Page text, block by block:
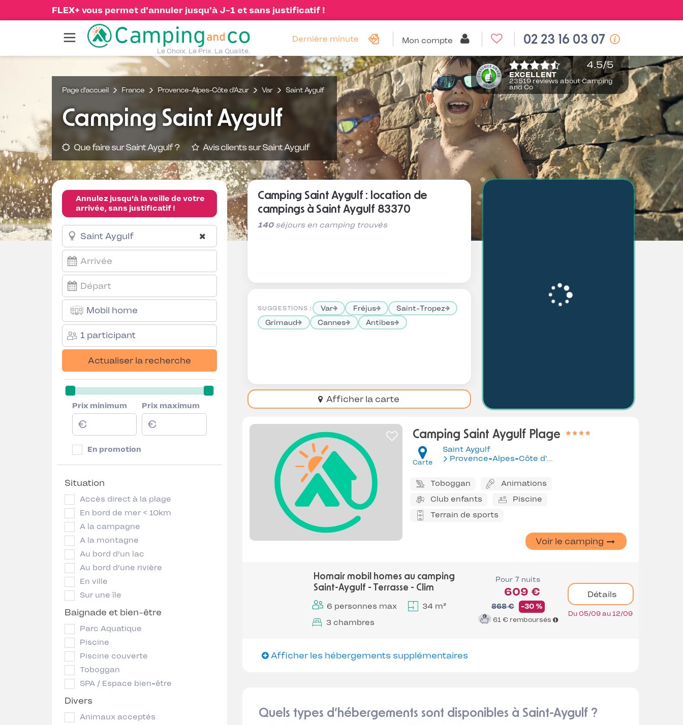
FLEX+ vous permet d'annuler jusqu'à J-1 et sans justificatif !
Le Choix. Le Prix. La Qualité.
Dernière minute Mon compte 02 23 16 03 07
EXCELLENT
4.5/5
23519 reviews about Camping
and Co
Page d'accueil France Provence-Alpes-Côte d'Azur Var Saint Aygulf
Camping Saint Aygulf
Que faire sur Saint Aygulf ? Avis clients sur Saint Aygulf
Annulez jusqu'à la veille de votre
arrivée, sans justificatif !
Mobil home
1 participant
Actualiser la recherche
Prix minimum Prix maximum
En promotion
Situation
Accès direct à la plage
En bord de mer < 10km
A la campagne
A la montagne
Au bord d’un lac
Au bord d’une rivière
En ville
Sur une île
Baignade et bien-être
Parc Aquatique
Piscine
Piscine couverte
Toboggan
SPA / Espace bien-être
Divers
Animaux acceptés
Camping Saint Aygulf : location de
campings à Saint Aygulf 83370
140séjours en camping trouvés
SUGGESTIONS : Var Fréjus
Saint-Tropez
Grimaud
Cannes Antibes
Afficher la carte
Camping Saint Aygulf Plage
Carte
Saint Aygulf
Provence-Alpes-Côte d'Azur
Toboggan
Animations
Club enfants
Piscine
Terrain de sports
Voir le camping
Homair mobil homes au camping
Saint-Aygulf - Terrasse - Clim
6 personnes max
34 m²
3 chambres
Pour 7 nuits
609 €
868 € -30 %
61 € remboursés
Détails
Du 05/09 au 12/09
Afficher les hébergements supplémentaires
Quels types d’hébergements sont disponibles à Saint-Aygulf ?